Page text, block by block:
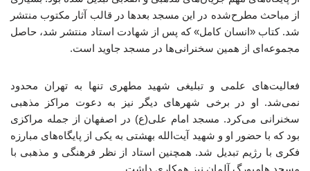
از مباحث مطرح‌شده در این مسجد بعدها در قالب آثار مکتوب منتشر
شد. کتاب «انسان کامل» که پس از شهادت استاد منتشر شد، حاصل
مجموعه‌ای از همین سخنرانی‌ها در مسجد جاوید است.
فعالیت‌های علمی و تبلیغی شهید مطهری تنها به تهران محدود
نمی‌شد. او در برخی شهرهای دیگر نیز به دعوت مراکز مذهبی
سخنرانی می‌کرد. مسجد امام علی(ع) در اصفهان از جمله مراکزی
بود که با حضور او و شهید آیت‌الله بهشتی به یکی از پایگاه‌های مبارزه
فکری با رژیم تبدیل شد. همچنین استاد از نظر فرهنگی و مذهبی با
مسجد هامبورگ آلمان نیز همکاری داشت.